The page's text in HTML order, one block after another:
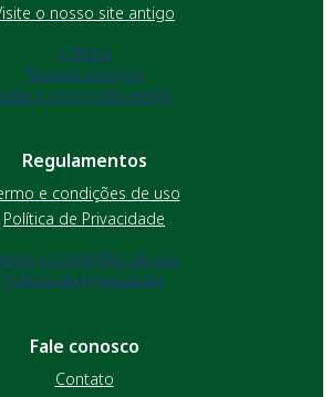
o nosso site antigo
A Bolsa
Nossos Serviços
o nosso site antigo
Regulamentos
e condições de uso
Política de Privacidade
e condições de uso
Política de Privacidade
Fale conosco
Contato